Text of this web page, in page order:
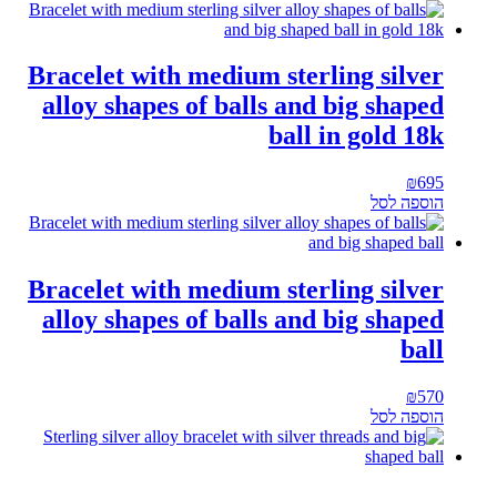
Bracelet with medium sterling silver
alloy shapes of balls and big shaped
ball in gold 18k
₪695
הוספה לסל
Bracelet with medium sterling silver
alloy shapes of balls and big shaped
ball
₪570
הוספה לסל